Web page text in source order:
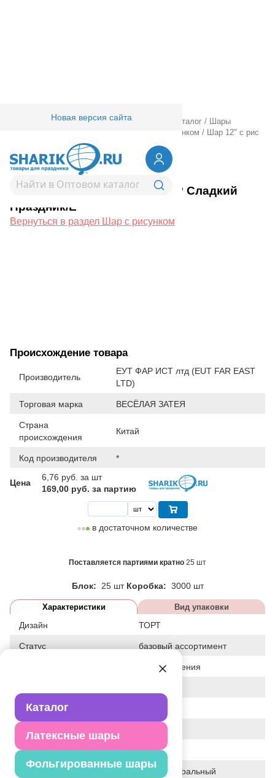
Каталог
Латексные шары
Фольгированные шары
Новая версия сайта
Товары для праздника/ Оптовый каталог /
Шары
Шар с рисунком /
Шар 12" с рис
С ДР Сладкий Праздник/Е
1103-2453Шар 12" с рис С ДР Сладкий
Праздник/Е
Вернуться в раздел Шар с рисунком
Происхождение товара
Производитель
ЕУТ ФАР ИСТ лтд (EUT FAR EAST
LTD)
Торговая марка ВЕСЁЛАЯ ЗАТЕЯ
Страна
происхождения
Китай
Код производителя *
Цена
6,76 руб. за шт
169,00 руб. за партию
в достаточном количестве
Поставляется партиями кратно 25 шт
Блок: 25 шт Коробка: 3000 шт
Характеристики Вид упаковки
Дизайн ТОРТ
Статус базовый ассортимент
День рождения
Размер
КРУГЛЫЙ
Общие размеры 12"/30СМ
100% натуральный